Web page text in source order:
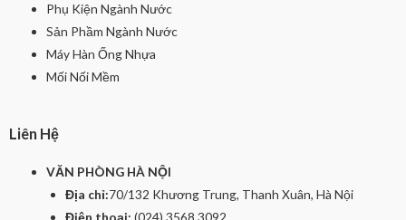
Phụ Kiện Ngành Nước
Sản Phầm Ngành Nước
Máy Hàn Ống Nhựa
Mối Nối Mềm
Liên Hệ
VĂN PHÒNG HÀ NỘI
Địa chỉ:70/132 Khương Trung, Thanh Xuân, Hà Nội
Điện thoại: (024) 3568 3092